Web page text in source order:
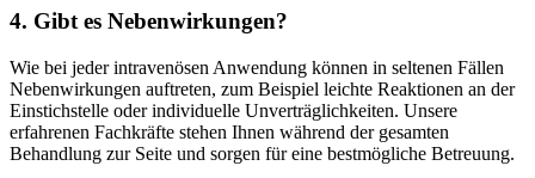
4. Gibt es Nebenwirkungen?
Wie bei jeder intravenösen Anwendung können in seltenen Fällen
Nebenwirkungen auftreten, zum Beispiel leichte Reaktionen an der
Einstichstelle oder individuelle Unverträglichkeiten. Unsere
erfahrenen Fachkräfte stehen Ihnen während der gesamten
Behandlung zur Seite und sorgen für eine bestmögliche Betreuung.